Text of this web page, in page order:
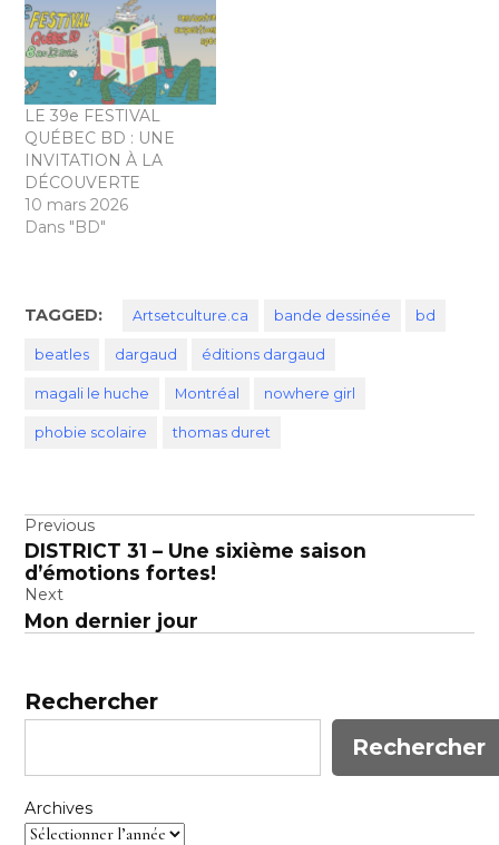
LE 39e FESTIVAL
QUÉBEC BD : UNE
INVITATION À LA
DÉCOUVERTE
10 mars 2026
Dans "BD"
TAGGED: Artsetculture.ca bande dessinée bd
beatles dargaud éditions dargaud
magali le huche Montréal nowhere girl
phobie scolaire thomas duret
Navigation
de
l’article
Previous
DISTRICT 31 – Une sixième saison
d’émotions fortes!
Next
Mon dernier jour
Rechercher
Rechercher
Archives